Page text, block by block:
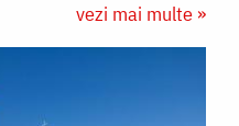
vezi mai multe »